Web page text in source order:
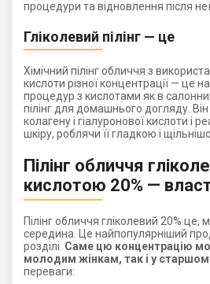
процедури та відновлення після
Гліколевий пілінг — це
Хімічний пілінг обличчя з
кислоти різної концентрації — це
процедур з кислотами як в
пілінг для домашнього догляду.
колагену і гіалуронової кислоти і
шкіру, роблячи її гладкою і
Пілінг обличчя
кислотою 20% —
Пілінг обличчя гліколевий 20% це,
середина. Це найпопулярніший
розділі. Саме цю концентрацію
молодим жінкам, так і у старшому
переваги: